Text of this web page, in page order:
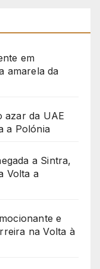
em
amarela da
azar da UAE
a Polónia
a Sintra,
Volta a
e
na Volta à